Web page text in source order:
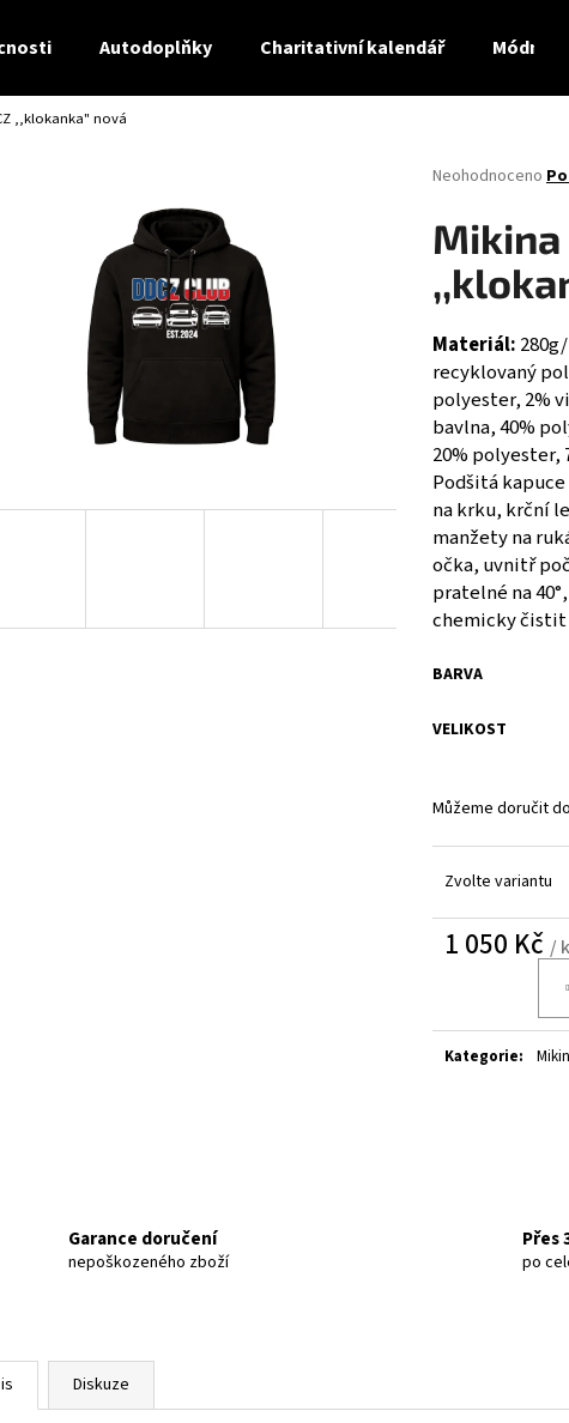
Autodoplňky Charitativní kalendář Módní
,,klokanka" nová
Průměrné
produktu
je
z
5
hvězdiček.
Neohodnoceno
Mikina
Materiál:
recyklovaný
polyester, 2%
bavlna, 40%
20% polyester,
Podšitá
na krku, krční
manžety na
očka, uvnitř
pratelné na
chemicky čistit
BARVA
VELIKOST
Můžeme doručit
Zvolte variantu
1 050 Kč /
Kategorie:
Garance doručení
nepoškozeného zboží
Přes
po
Diskuze
potřebujete najít?
Doporučujeme
LEGÍNY KRAŤASOVÉ DD CZ